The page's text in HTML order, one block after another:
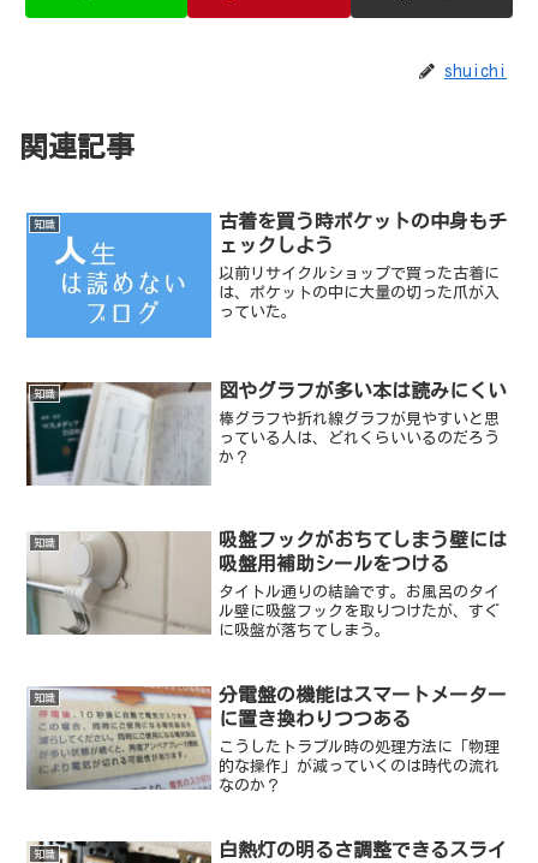
shuichi
関連記事
知識
古着を買う時ポケットの中身もチ
ェックしよう
以前リサイクルショップで買った古着に
は、ポケットの中に大量の切った爪が入
っていた。
知識 図やグラフが多い本は読みにくい
棒グラフや折れ線グラフが見やすいと思
っている人は、どれくらいいるのだろう
か？
知識
吸盤フックがおちてしまう壁には
吸盤用補助シールをつける
タイトル通りの結論です。お風呂のタイ
ル壁に吸盤フックを取りつけたが、すぐ
に吸盤が落ちてしまう。
知識
分電盤の機能はスマートメーター
に置き換わりつつある
こうしたトラブル時の処理方法に「物理
的な操作」が減っていくのは時代の流れ
なのか？
知識
白熱灯の明るさ調整できるスライ